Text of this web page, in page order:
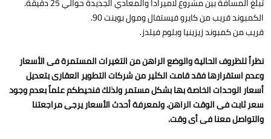
الكمبوند قريب من كايرو فيستفال ومول بوينت 90.
قريب من كمبوند زيزينيا وبلوم فيلدز.
نظراً للظروف الحالية والوضع الراهن من التغيرات المستمرة فى الأسعار
وعدم استقرارها فقد قامت الكثير من شركات التطوير العقارى بتعديل
أسعار الوحدات الخاصة بها بشكل مستمر ولذلك فنحيطكم علماً بعدم وجود
سعر ثابت فى الوقت الراهن. ولمعرفة أحدث الأسعار يرجى مراجعتنا
والتواصل معنا فى أى وقت.